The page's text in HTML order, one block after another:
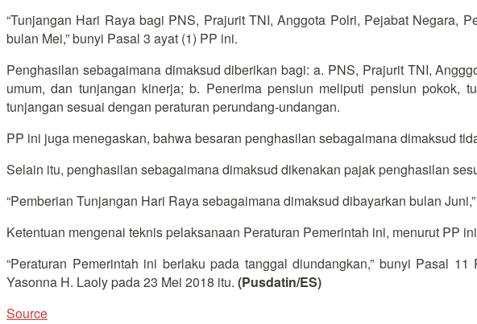
“Tunjangan Hari Raya bagi PNS, Prajurit TNI, Anggota Polri, Pejabat Negara,
bulan Mei,” bunyi Pasal 3 ayat (1) PP ini.
Penghasilan sebagaimana dimaksud diberikan bagi: a. PNS, Prajurit TNI,
umum, dan tunjangan kinerja; b. Penerima pensiun meliputi pensiun pokok,
tunjangan sesuai dengan peraturan perundang-undangan.
PP ini juga menegaskan, bahwa besaran penghasilan sebagaimana dimaksud
Selain itu, penghasilan sebagaimana dimaksud dikenakan pajak penghasilan
“Pemberian Tunjangan Hari Raya sebagaimana dimaksud dibayarkan bulan
Ketentuan mengenai teknis pelaksanaan Peraturan Pemerintah ini, menurut PP
“Peraturan Pemerintah ini berlaku pada tanggal diundangkan,” bunyi Pasal
Yasonna H. Laoly pada 23 Mei 2018 itu. (Pusdatin/ES)
Source